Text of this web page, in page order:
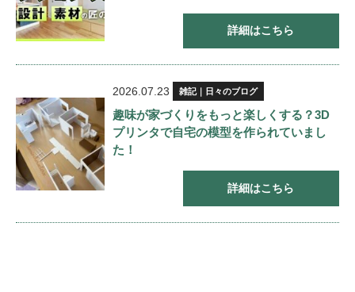
詳細はこちら
2026.07.23 雑記｜日々のブログ
趣味が家づくりをもっと楽しくする？3D
プリンタで自宅の模型を作られていまし
た！
詳細はこちら